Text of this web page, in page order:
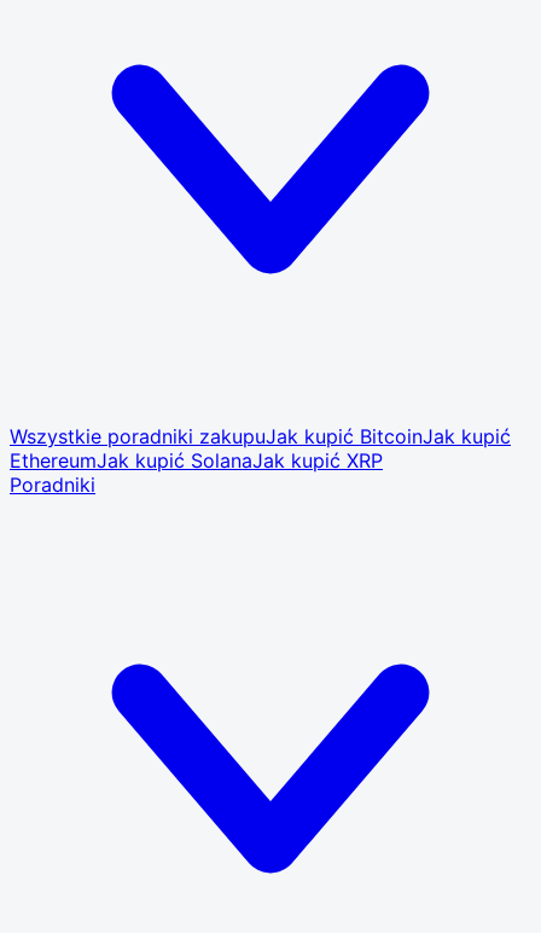
Wszystkie poradniki zakupuJak kupić BitcoinJak kupić
EthereumJak kupić SolanaJak kupić XRP
Poradniki